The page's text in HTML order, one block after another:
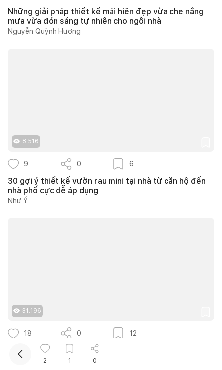
Những giải pháp thiết kế mái hiên đẹp vừa che nắng
mưa vừa đón sáng tự nhiên cho ngôi nhà
Nguyễn Quỳnh Hương
8.516
9 0 6
30 gợi ý thiết kế vườn rau mini tại nhà từ căn hộ đến
nhà phố cực dễ áp dụng
Như Ý
31.196
18 0 12
40+ ý tưởng thiết kế góc chill sân vườn giúp bạn nạp
lại năng lượng bình yên ngay tại nhà
2 1 0